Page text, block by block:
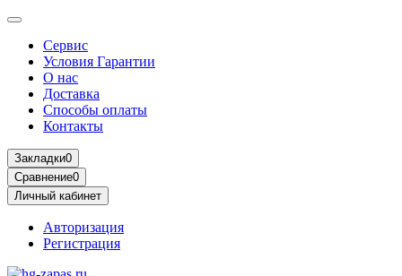
Сервис
Условия Гарантии
О нас
Доставка
Способы оплаты
Контакты
Закладки0
Сравнение0
Личный кабинет
Авторизация
Регистрация